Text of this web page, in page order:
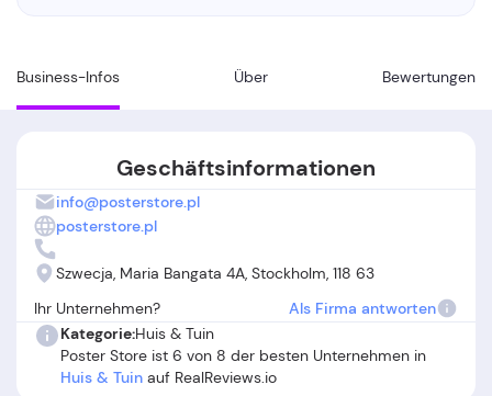
Business-Infos Über Bewertungen
Geschäftsinformationen
info@posterstore.pl
posterstore.pl
Szwecja, Maria Bangata 4A, Stockholm, 118 63
Ihr Unternehmen?
Als Firma antworten
Kategorie:Huis & Tuin
Poster Store ist 6 von 8 der besten Unternehmen in
Huis & Tuin auf RealReviews.io